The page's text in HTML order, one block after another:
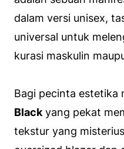
dalam versi unisex,
universal untuk
kurasi maskulin
Bagi pecinta estetika
Black yang pekat
tekstur yang